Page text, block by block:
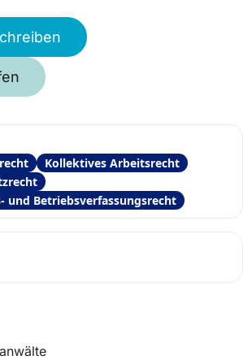
Kollektives Arbeitsrecht
und Betriebsverfassungsrecht